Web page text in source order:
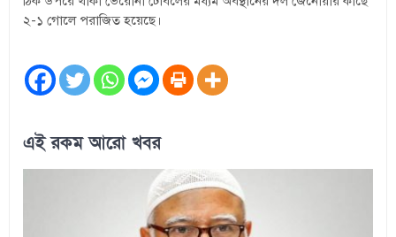
২-১ গোলে পরাজিত হয়েছে।
এই রকম আরো খবর